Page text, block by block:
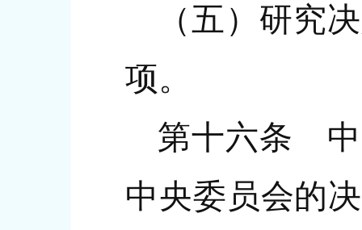
（五）研究
项。
第十六条 中
中央委员会的